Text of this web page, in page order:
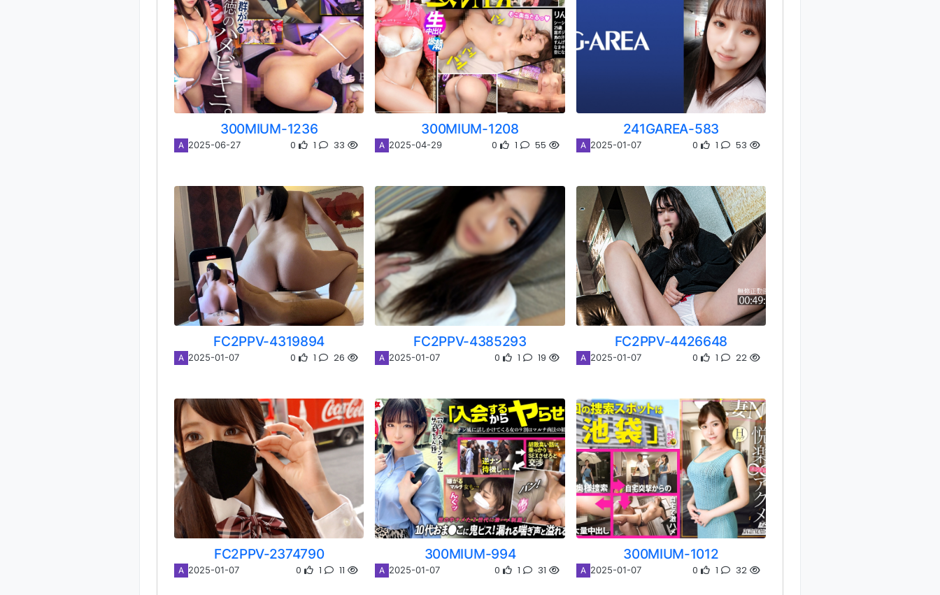
300MIUM-1236
A 2025-06-27 0 1 33
300MIUM-1208
A 2025-04-29 0 1 55
241GAREA-583
A 2025-01-07 0 1 53
FC2PPV-4319894
A 2025-01-07 0 1 26
FC2PPV-4385293
A 2025-01-07 0 1 19
FC2PPV-4426648
A 2025-01-07 0 1 22
FC2PPV-2374790
A 2025-01-07 0 1 11
300MIUM-994
A 2025-01-07 0 1 31
300MIUM-1012
A 2025-01-07 0 1 32